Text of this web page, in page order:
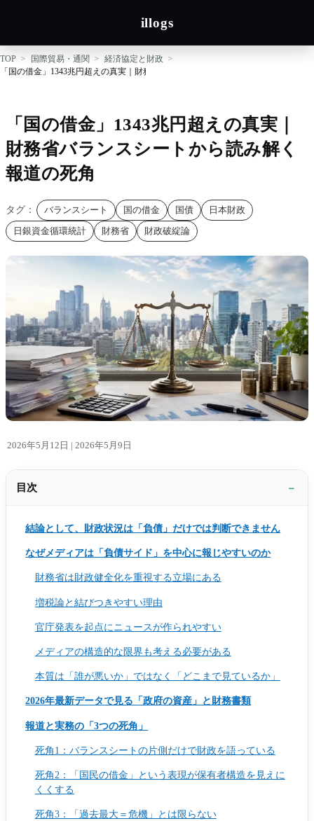
illogs
TOP 国際貿易・通関
経済協定と財政
「国の借金」1343兆円超えの真実｜財務省バランスシートから読み解く報道の死角
「国の借金」1343兆円超えの真実｜
財務省バランスシートから読み解く
報道の死角
タグ： バランスシート 国の借金 国債
日本財政
日銀資金循環統計
財務省 財政破綻論
2026年5月12日 | 2026年5月9日
目次
結論として、財政状況は「負債」だけでは判断できません
なぜメディアは「負債サイド」を中心に報じやすいのか
財務省は財政健全化を重視する立場にある
増税論と結びつきやすい理由
官庁発表を起点にニュースが作られやすい
メディアの構造的な限界も考える必要がある
本質は「誰が悪いか」ではなく「どこまで見ているか」
2026年最新データで見る「政府の資産」と財務書類
報道と実務の「3つの死角」
死角1：バランスシートの片側だけで財政を語っている
死角2：「国民の借金」という表現が保有者構造を見えに
くくする
死角3：「過去最大＝危機」とは限らない